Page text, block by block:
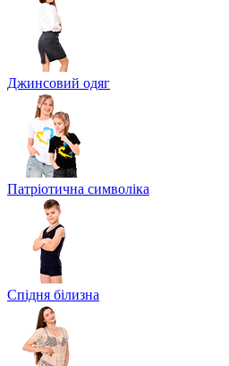
Джинсовий одяг
Патріотична символіка
Спідня білизна